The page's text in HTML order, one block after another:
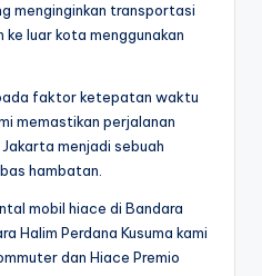
menginginkan transportasi
luar kota menggunakan
faktor ketepatan waktu
memastikan perjalanan
menjadi sebuah
hambatan.
mobil hiace di Bandara
Halim Perdana Kusuma kami
dan Hiace Premio